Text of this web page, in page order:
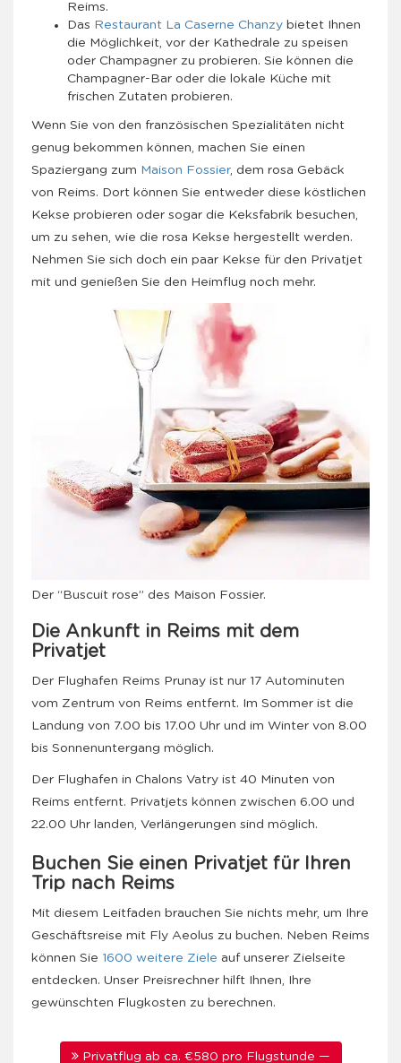
Reims.
Das Restaurant La Caserne Chanzy bietet Ihnen
die Möglichkeit, vor der Kathedrale zu speisen
oder Champagner zu probieren. Sie können die
Champagner-Bar oder die lokale Küche mit
frischen Zutaten probieren.
Wenn Sie von den französischen Spezialitäten nicht
genug bekommen können, machen Sie einen
Spaziergang zum Maison Fossier, dem rosa Gebäck
von Reims. Dort können Sie entweder diese köstlichen
Kekse probieren oder sogar die Keksfabrik besuchen,
um zu sehen, wie die rosa Kekse hergestellt werden.
Nehmen Sie sich doch ein paar Kekse für den Privatjet
mit und genießen Sie den Heimflug noch mehr.
Der “Buscuit rose” des Maison Fossier.
Die Ankunft in Reims mit dem
Privatjet
Der Flughafen Reims Prunay ist nur 17 Autominuten
vom Zentrum von Reims entfernt. Im Sommer ist die
Landung von 7.00 bis 17.00 Uhr und im Winter von 8.00
bis Sonnenuntergang möglich.
Der Flughafen in Chalons Vatry ist 40 Minuten von
Reims entfernt. Privatjets können zwischen 6.00 und
22.00 Uhr landen, Verlängerungen sind möglich.
Buchen Sie einen Privatjet für Ihren
Trip nach Reims
Mit diesem Leitfaden brauchen Sie nichts mehr, um Ihre
Geschäftsreise mit Fly Aeolus zu buchen. Neben Reims
können Sie 1600 weitere Ziele auf unserer Zielseite
entdecken. Unser Preisrechner hilft Ihnen, Ihre
gewünschten Flugkosten zu berechnen.
Privatflug ab ca. €580 pro Flugstunde —